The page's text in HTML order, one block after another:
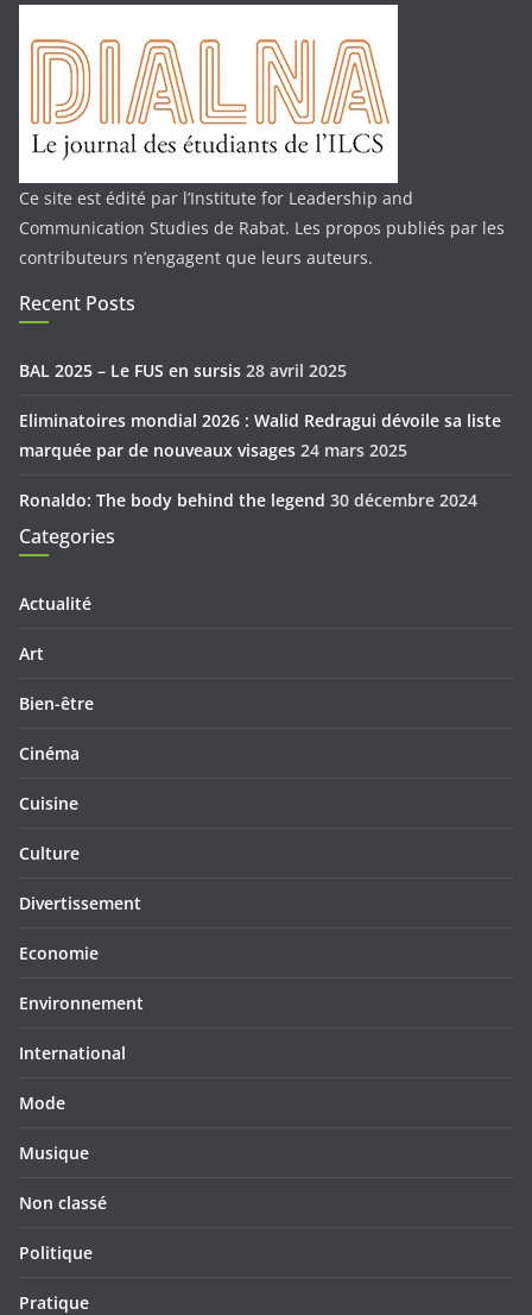
Ce site est édité par l’Institute for Leadership and
Communication Studies de Rabat. Les propos publiés par les
contributeurs n’engagent que leurs auteurs.
Recent Posts
BAL 2025 – Le FUS en sursis 28 avril 2025
Eliminatoires mondial 2026 : Walid Redragui dévoile sa liste
marquée par de nouveaux visages 24 mars 2025
Ronaldo: The body behind the legend 30 décembre 2024
Categories
Actualité
Art
Bien-être
Cinéma
Cuisine
Culture
Divertissement
Economie
Environnement
International
Mode
Musique
Non classé
Politique
Pratique